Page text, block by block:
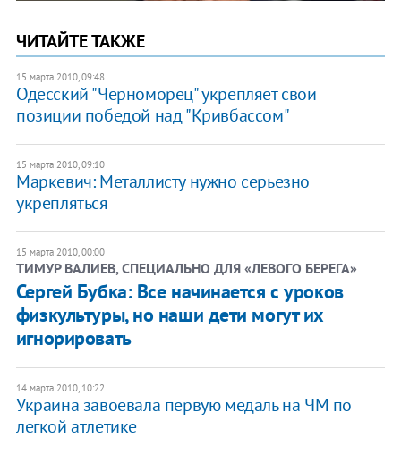
ЧИТАЙТЕ ТАКЖЕ
15 марта 2010, 09:48
Одесский "Черноморец" укрепляет свои
позиции победой над "Кривбассом"
15 марта 2010, 09:10
Маркевич: Металлисту нужно серьезно
укрепляться
15 марта 2010, 00:00
ТИМУР ВАЛИЕВ, СПЕЦИАЛЬНО ДЛЯ «ЛЕВОГО БЕРЕГА»
Сергей Бубка: Все начинается с уроков
физкультуры, но наши дети могут их
игнорировать
14 марта 2010, 10:22
Украина завоевала первую медаль на ЧМ по
легкой атлетике